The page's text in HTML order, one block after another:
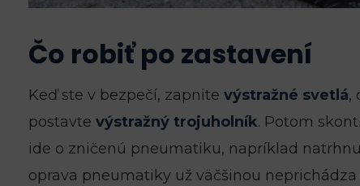
Čo robiť po zastavení
Keď ste v bezpečí, zapnite výstražné svetlá,
postavte výstražný trojuholník. Potom
ide o zničenú pneumatiku, napríklad
oprava pneumatiky už väčšinou